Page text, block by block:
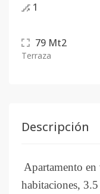
1
79 Mt2
Terraza
Descripción
Apartamento
habitaciones,